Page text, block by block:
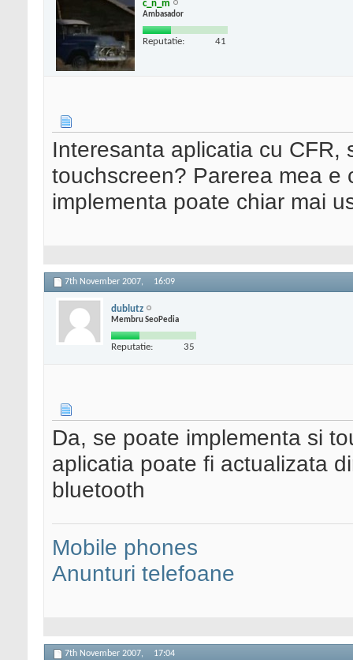
c_n_m
Ambasador
Reputatie: 41
Interesanta aplicatia cu
touchscreen? Parerea mea e
implementa poate chiar mai
7th November 2007, 16:09
dublutz
Membru SeoPedia
Reputatie: 35
Da, se poate implementa si
aplicatia poate fi actualizata
bluetooth
Mobile phones
Anunturi telefoane
7th November 2007, 17:04